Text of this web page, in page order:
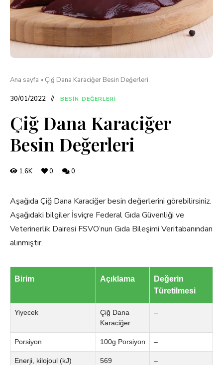
Ana sayfa » Çiğ Dana Karaciğer Besin Değerleri
30/01/2022 BESIN DEĞERLERI
Çiğ Dana Karaciğer
Besin Değerleri
1.6K 0 0
Aşağıda Çiğ Dana Karaciğer besin değerlerini görebilirsiniz.
Aşağıdaki bilgiler İsviçre Federal Gıda Güvenliği ve
Veterinerlik Dairesi FSVO’nun Gıda Bileşimi Veritabanından
alınmıştır.
Birim Açıklama
Değerin
Türetilmesi
Yiyecek
Çiğ Dana
Karaciğer
–
Porsiyon 100g Porsiyon –
Enerji, kilojoul (kJ) 569 –